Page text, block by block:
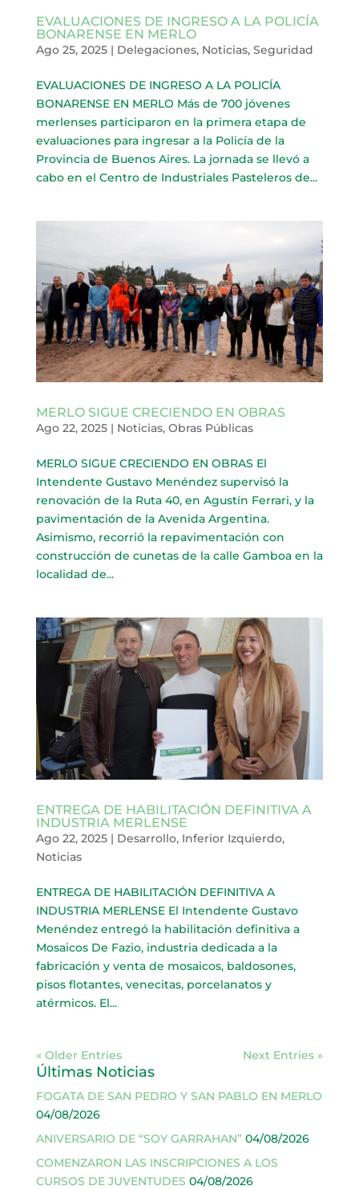
EVALUACIONES DE INGRESO A LA POLICÍA
BONARENSE EN MERLO
Ago 25, 2025| Delegaciones, Noticias, Seguridad
EVALUACIONES DE INGRESO A LA POLICÍA
BONARENSE EN MERLO Más de 700 jóvenes
merlenses participaron en la primera etapa de
evaluaciones para ingresar a la Policía de la
Provincia de Buenos Aires. La jornada se llevó a
cabo en el Centro de Industriales Pasteleros de...
MERLO SIGUE CRECIENDO EN OBRAS
Ago 22, 2025| Noticias, Obras Públicas
MERLO SIGUE CRECIENDO EN OBRAS El
Intendente Gustavo Menéndez supervisó la
renovación de la Ruta 40, en Agustín Ferrari, y la
pavimentación de la Avenida Argentina.
Asimismo, recorrió la repavimentación con
construcción de cunetas de la calle Gamboa en la
localidad de...
ENTREGA DE HABILITACIÓN DEFINITIVA A
INDUSTRIA MERLENSE
Ago 22, 2025| Desarrollo, Inferior Izquierdo,
Noticias
ENTREGA DE HABILITACIÓN DEFINITIVA A
INDUSTRIA MERLENSE El Intendente Gustavo
Menéndez entregó la habilitación definitiva a
Mosaicos De Fazio, industria dedicada a la
fabricación y venta de mosaicos, baldosones,
pisos flotantes, venecitas, porcelanatos y
atérmicos. El...
« Older Entries Next Entries »
Últimas Noticias
FOGATA DE SAN PEDRO Y SAN PABLO EN MERLO
04/08/2026
ANIVERSARIO DE “SOY GARRAHAN” 04/08/2026
COMENZARON LAS INSCRIPCIONES A LOS
CURSOS DE JUVENTUDES 04/08/2026